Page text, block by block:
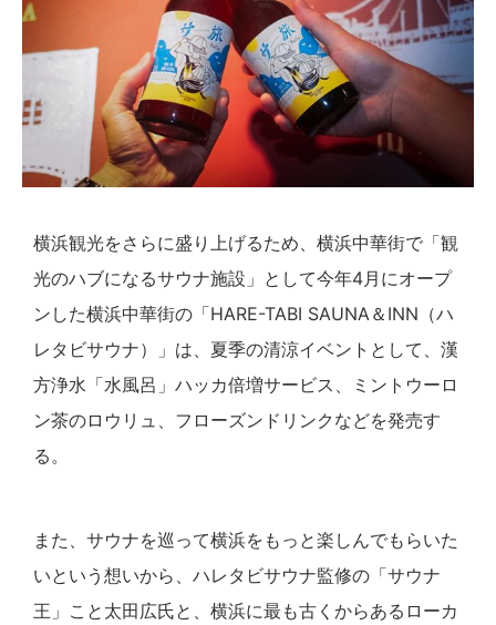
横浜観光をさらに盛り上げるため、横浜中華街で「観
光のハブになるサウナ施設」として今年4月にオープ
ンした横浜中華街の「HARE-TABI SAUNA＆INN（ハ
レタビサウナ）」は、夏季の清涼イベントとして、漢
方浄水「水風呂」ハッカ倍増サービス、ミントウーロ
ン茶のロウリュ、フローズンドリンクなどを発売す
る。
また、サウナを巡って横浜をもっと楽しんでもらいた
いという想いから、ハレタビサウナ監修の「サウナ
王」こと太田広氏と、横浜に最も古くからあるローカ